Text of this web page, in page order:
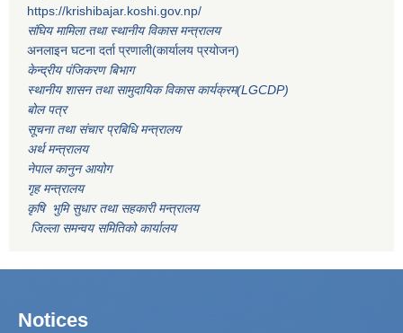
https://krishibajar.koshi.gov.np/
संघिय मामिला तथा स्थानीय विकास मन्त्रालय
अनलाइन घटना दर्ता प्रणाली(कार्यालय प्रयोजन)
केन्द्रीय पंजिकरण बिभाग
स्थानीय शासन तथा सामुदायिक विकास कार्यक्रम(LGCDP)
बोल पत्र
सूचना तथा संचार प्रबिधि मन्त्रालय
अर्थ मन्त्रालय
नेपाल कानुन आयोग
गृह मन्त्रालय
कृषि भुमि सुधार तथा सहकारी मन्त्रालय
जिल्ला समन्वय समितिको कार्यालय
Notices